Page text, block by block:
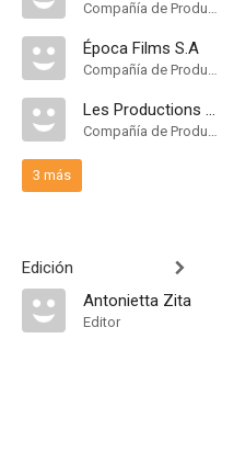
Compañía de Produccion
Época Films S.A
Compañía de Produccion
Les Productions Jacques Roitfeld
Compañía de Produccion
3 más
Edición
Antonietta Zita
Editor